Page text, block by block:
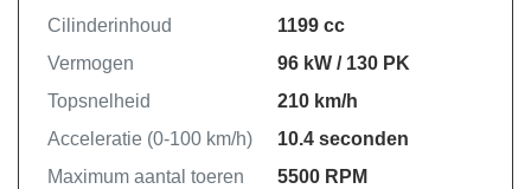
Kortom zorgeloos op weg.
Cilinderinhoud
1199 cc
Vermogen
96 kW / 130 PK
Topsnelheid
210 km/h
Acceleratie (0-100 km/h)
10.4 seconden
Maximum aantal toeren
5500 RPM